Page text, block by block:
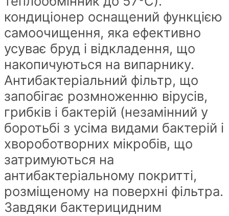
кондиціонер оснащений функцією
самоочищення, яка ефективно
усуває бруд і відкладення, що
накопичуються на випарнику.
Антибактеріальний фільтр, що
запобігає розмноженню вірусів,
грибків і бактерій (незамінний у
боротьбі з усіма видами бактерій і
хвороботворних мікробів, що
затримуються на
антибактеріальному покритті,
розміщеному на поверхні фільтра.
Завдяки бактерицидним